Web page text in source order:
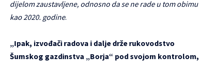
dijelom zaustavljene, odnosno da se ne rade u tom obimu
kao 2020. godine.
„Ipak, izvođači radova i dalje drže rukovodstvo
Šumskog gazdinstva „Borja“ pod svojom kontrolom,